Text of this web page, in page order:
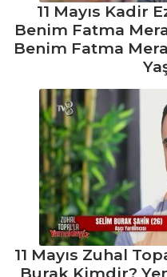
11 Mayıs Kadir
Benim Fatma
Benim Fatma
11 Mayıs Zuhal
Burak Kimdir?